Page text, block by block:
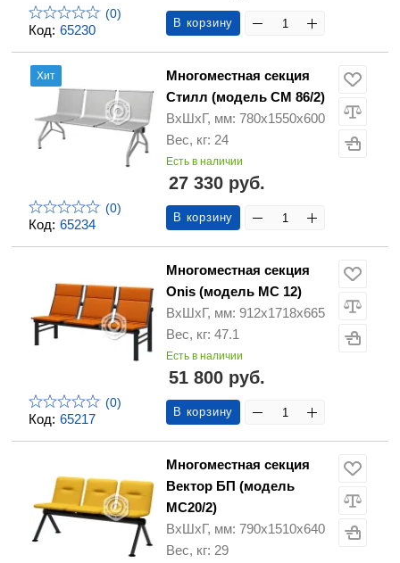
Код: 65230
(0)
В корзину
Код: 65234
Хит
(0)
Многоместная секция
Стилл (модель СМ 86/2)
ВхШхГ, мм: 780х1550х600
Вес, кг: 24
Есть в наличии
27 330 руб.
В корзину
Код: 65217
(0)
Многоместная секция
Onis (модель МС 12)
ВхШхГ, мм: 912х1718х665
Вес, кг: 47.1
Есть в наличии
51 800 руб.
В корзину
Многоместная секция
Вектор БП (модель
МС20/2)
ВхШхГ, мм: 790х1510х640
Вес, кг: 29